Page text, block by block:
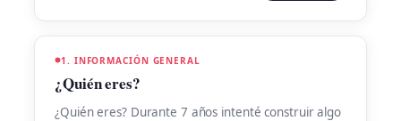
1. INFORMACIÓN GENERAL
¿Quién eres?
¿Quién eres? Durante 7 años intenté construir algo